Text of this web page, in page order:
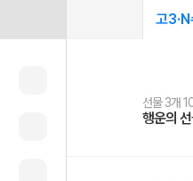
고3·N
선물 3개
행운의 선
선물
메가스터
여름방학
메가런
2027 러셀
강사 공
스마트러
설문
메가패스
3일 무료
메가패스
메가클럽
사회공헌
희망이룸